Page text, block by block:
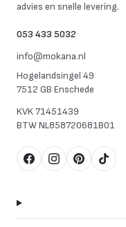
advies en snelle levering.
053 433 5032
info@mokana.nl
Hogelandsingel 49
7512 GB Enschede
KVK71451439
BTWNL858720681B01
FacebookInstagram
Pinterest
TikTok